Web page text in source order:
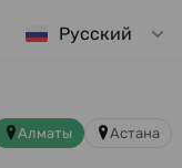
Алматы Астана
Русский